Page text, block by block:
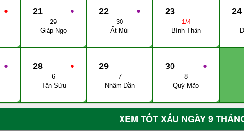
● ●
21
29
Giáp Ngọ
●
22
30
Ất Mùi
23
1/4
Bính Thân
24
● ●
28
6
Tân Sửu
29
7
Nhâm Dần
●
30
8
Quý Mão
XEM TỐT XẤU NGÀY 9